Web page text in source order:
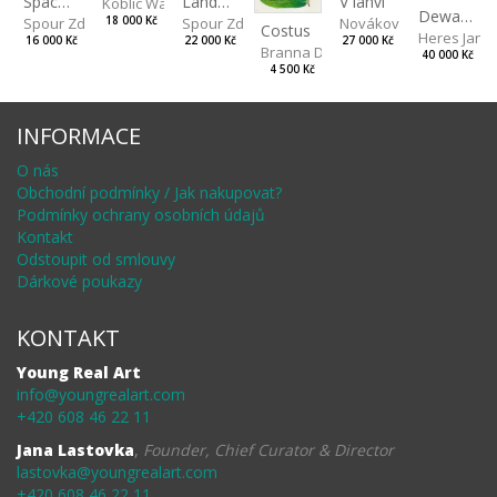
Spour Zdeněk
16 000 Kč
18 000 Kč Spour Zdeněk
22 000 Kč Costus
Branna Dorota
4 500 Kč
Nováková Blanka
27 000 Kč
Dewa pagan
Heres Jan
40 000 Kč
INFORMACE
O nás
Obchodní podmínky / Jak nakupovat?
Podmínky ochrany osobních údajů
Kontakt
Odstoupit od smlouvy
Dárkové poukazy
KONTAKT
Young Real Art
info@youngrealart.com
+420 608 46 22 11
Jana Lastovka, Founder, Chief Curator & Director
lastovka@youngrealart.com